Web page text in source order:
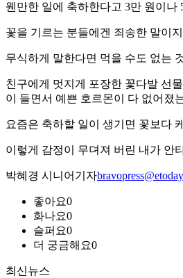
웬만한 일에 축하한다고 3만 원이
꽃을 기르는 분들에겐 죄송한 말이
무식하게 말한다면 먹을 수도 없는
친구에게 멋지게 포장한 꽃다발 선
이 들면서 예쁜 호르몬이 다 없어졌
요즘은 축하할 일이 생기면 꽃보다
이렇게 감정이 무뎌져 버린 내가 안
박혜경 시니어기자
좋아요0
화나요0
슬퍼요0
더 궁금해요0
최신뉴스